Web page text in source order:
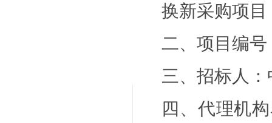
换新采购项目
二、项目编号
三、招标人
四、代理机